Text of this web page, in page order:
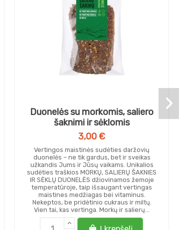
Duonelės su morkomis, saliero
šaknimi ir sėklomis
3,00 €
Vertingos maistinės sudėties daržovių
duonelės – ne tik gardus, bet ir sveikas
užkandis Jums ir Jūsų vaikams. Unikalios
sudėties traškios MORKŲ, SALIERŲ ŠAKNIES
IR SĖKLŲ DUONELĖS džiovinamos žemoje
temperatūroje, taip išsaugant vertingas
maistines medžiagas bei vitaminus.
Nekeptos, be pridėtinio cukraus ir miltų.
Vien tai, kas vertinga. Morkų ir salierų...